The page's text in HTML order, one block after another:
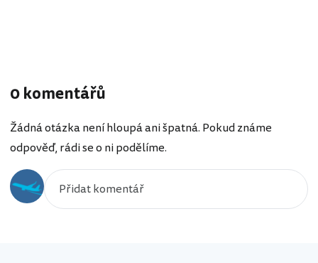
0 komentářů
Žádná otázka není hloupá ani špatná. Pokud známe
odpověď, rádi se o ni podělíme.